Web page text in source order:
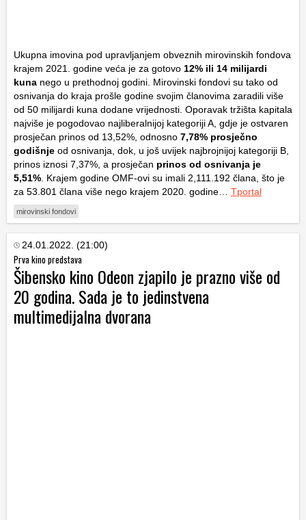
Ukupna imovina pod upravljanjem obveznih mirovinskih fondova
krajem 2021. godine veća je za gotovo 12% ili 14 milijardi
kuna nego u prethodnoj godini. Mirovinski fondovi su tako od
osnivanja do kraja prošle godine svojim članovima zaradili više
od 50 milijardi kuna dodane vrijednosti. Oporavak tržišta kapitala
najviše je pogodovao najliberalnijoj kategoriji A, gdje je ostvaren
prosječan prinos od 13,52%, odnosno 7,78% prosječno
godišnje od osnivanja, dok, u još uvijek najbrojnijoj kategoriji B,
prinos iznosi 7,37%, a prosječan prinos od osnivanja je
5,51% . Krajem godine OMF-ovi su imali 2,111.192 člana, što je
za 53.801 člana više nego krajem 2020. godine… Tportal
mirovinski fondovi
24.01.2022. (21:00)
Prva kino predstava
Šibensko kino Odeon zjapilo je prazno više od
20 godina. Sada je to jedinstvena
multimedijalna dvorana